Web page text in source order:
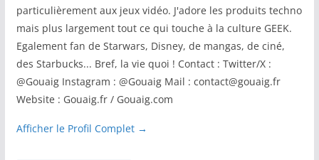
particulièrement aux jeux vidéo. J'adore les produits techno
mais plus largement tout ce qui touche à la culture GEEK.
Egalement fan de Starwars, Disney, de mangas, de ciné,
des Starbucks... Bref, la vie quoi ! Contact : Twitter/X :
@Gouaig Instagram : @Gouaig Mail : contact@gouaig.fr
Website : Gouaig.fr / Gouaig.com
Afficher le Profil Complet →